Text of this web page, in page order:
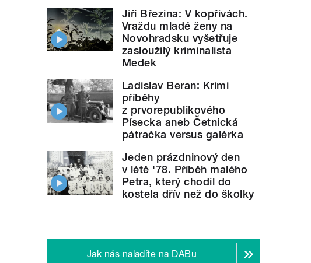
Jiří Březina: V kopřivách.
Vraždu mladé ženy na
Novohradsku vyšetřuje
zasloužilý kriminalista
Medek
Ladislav Beran: Krimi
příběhy
z prvorepublikového
Písecka aneb Četnická
pátračka versus galérka
Jeden prázdninový den
v létě '78. Příběh malého
Petra, který chodil do
kostela dřív než do školky
Jak nás naladíte na DABu